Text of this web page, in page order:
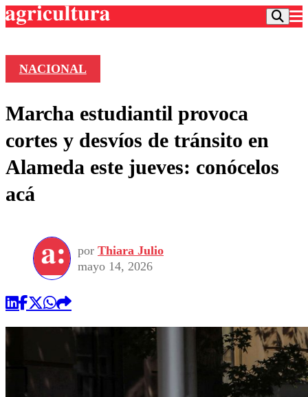
Frecuencias
Agricultura TV
Deportes
Colo Colo
Torneo Internacional
Torneo Nacional
Entretención
Internacional
Nacional
Programas
Comercial
NACIONAL
Marcha estudiantil provoca
cortes y desvíos de tránsito en
Alameda este jueves: conócelos
acá
por Thiara Julio
mayo 14, 2026